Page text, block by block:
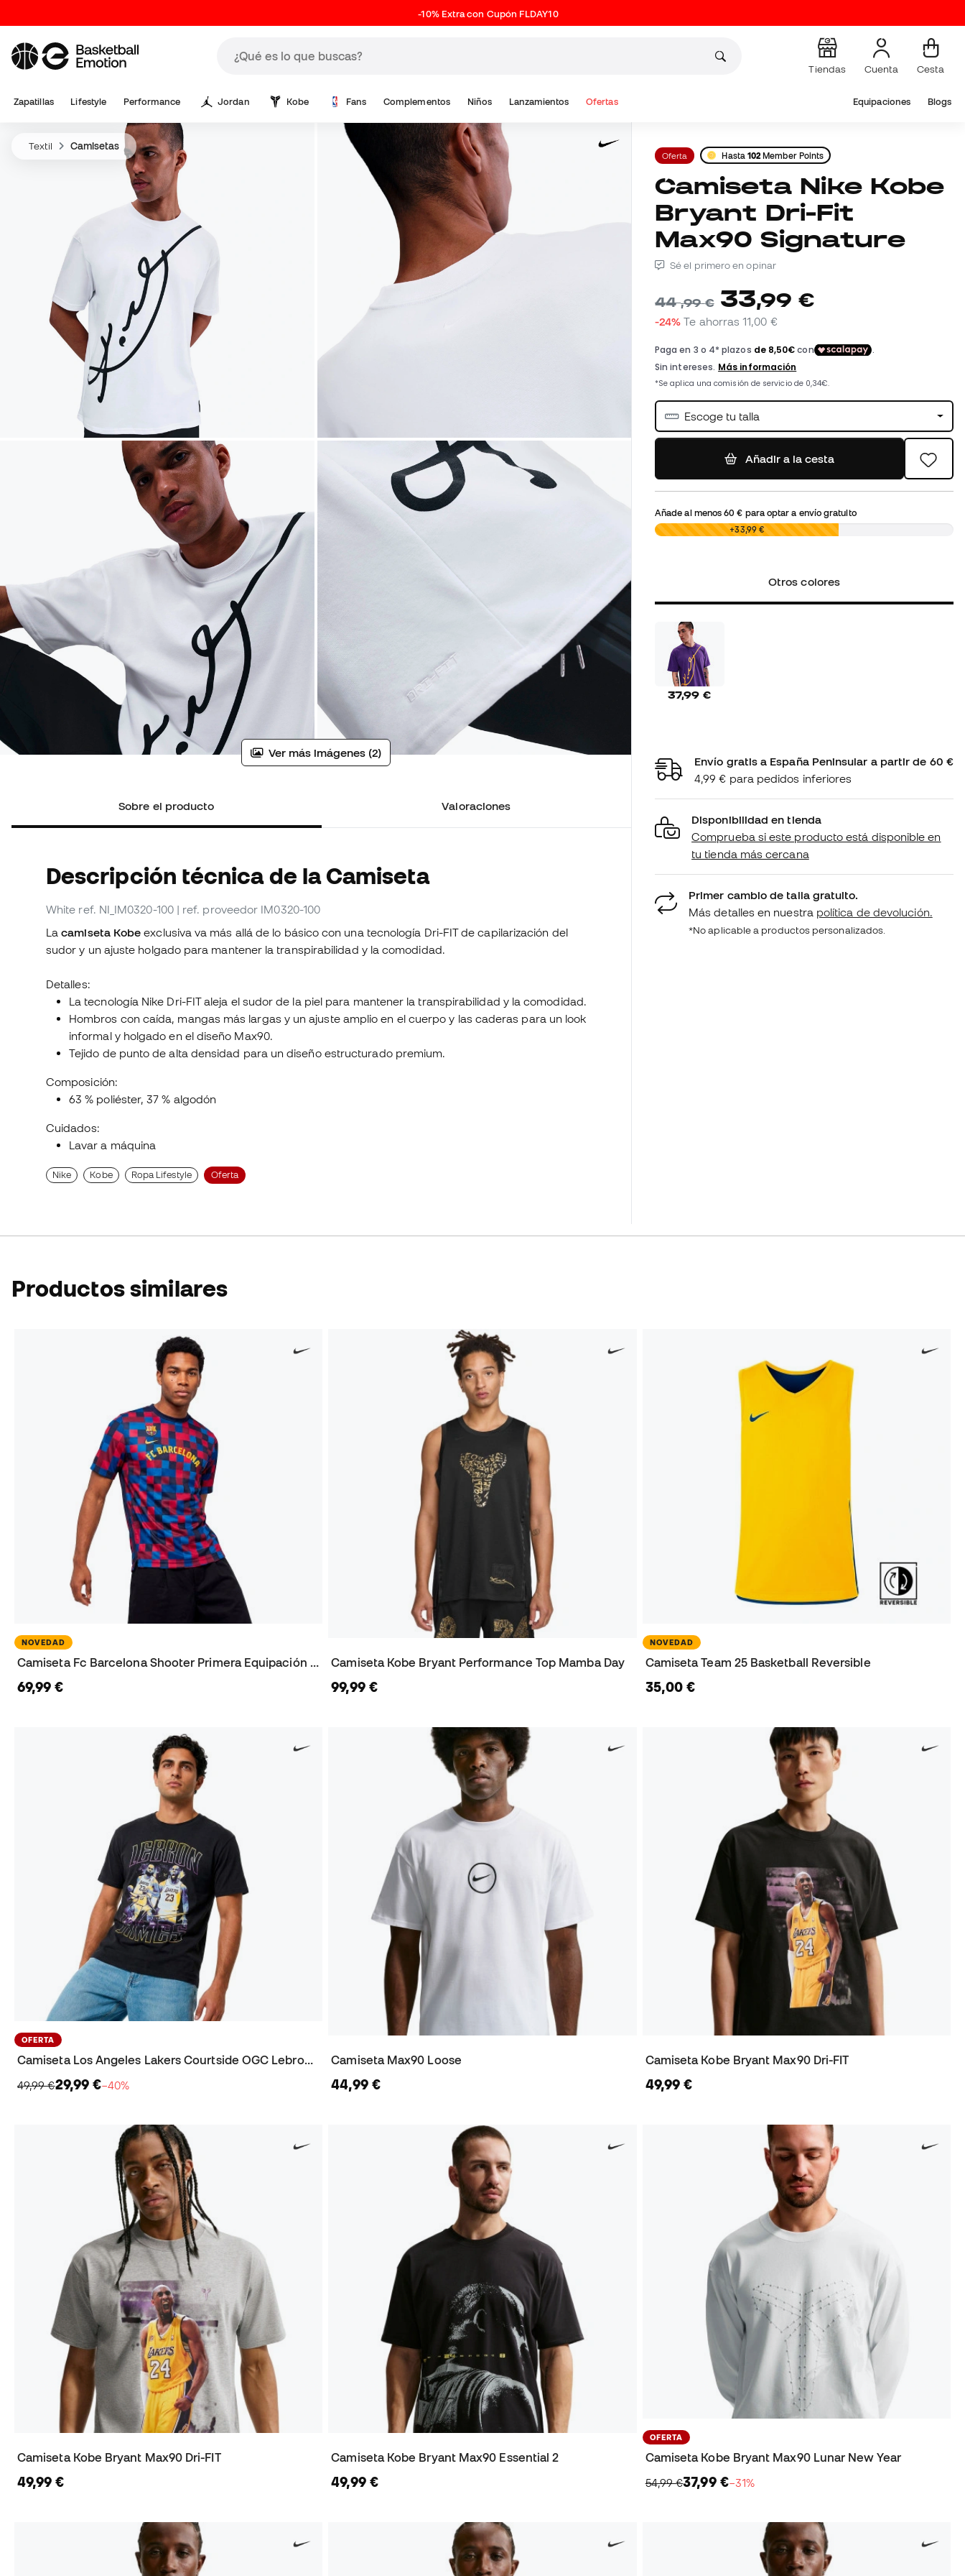
-10% Extra con Cupón FLDAY10
Tiendas Cuenta Cesta
Zapatillas Lifestyle Performance Jordan Kobe Fans Complementos Niños Lanzamientos Ofertas Equipaciones Blogs
Textil Camisetas
Ver más imágenes (2)
Sobre el producto Valoraciones
Descripción técnica de la Camiseta
White ref. NI_IM0320-100 | ref. proveedor IM0320-100
Lacamiseta Kobe exclusiva va más allá de lo básico con una tecnología Dri-FIT de capilarización del
sudor y un ajuste holgado para mantener la transpirabilidad y la comodidad.
Detalles:
La tecnología Nike Dri-FIT aleja el sudor de la piel para mantener la transpirabilidad y la comodidad.
Hombros con caída, mangas más largas y un ajuste amplio en el cuerpo y las caderas para un look
informal y holgado en el diseño Max90.
Tejido de punto de alta densidad para un diseño estructurado premium.
Composición:
63 % poliéster, 37 % algodón
Cuidados:
Lavar a máquina
Nike Kobe Ropa Lifestyle Oferta
Oferta Hasta 102 Member Points
Camiseta Nike Kobe
Bryant Dri-Fit
Max90 Signature
Sé el primero en opinar
44,99 € 33,99 €
-24% Te ahorras11,00 €
Escoge tu talla
Añadir a la cesta
Añade al menos60 € para optar a envío gratuito
0,00 € +33,99 €
Otros colores
37,99 €
Envío gratis a España Peninsular a partir de 60 €
4,99 € para pedidos inferiores
Disponibilidad en tienda
Comprueba si este producto está disponible en
tu tienda más cercana
Primer cambio de talla gratuito.
Más detalles en nuestra política de devolución.
*No aplicable a productos personalizados.
Productos similares
NOVEDAD
Camiseta Fc Barcelona Shooter Primera Equipación 2026-2027
69,99 €
Camiseta Kobe Bryant Performance Top Mamba Day
99,99 €
NOVEDAD
Camiseta Team 25 Basketball Reversible
35,00 €
OFERTA
Camiseta Los Angeles Lakers Courtside OGC Lebron James
49,99 €29,99 €−40%
Camiseta Max90 Loose
44,99 €
Camiseta Kobe Bryant Max90 Dri-FIT
49,99 €
Camiseta Kobe Bryant Max90 Dri-FIT
49,99 €
Camiseta Kobe Bryant Max90 Essential 2
49,99 €
OFERTA
Camiseta Kobe Bryant Max90 Lunar New Year
54,99 €37,99 €−31%